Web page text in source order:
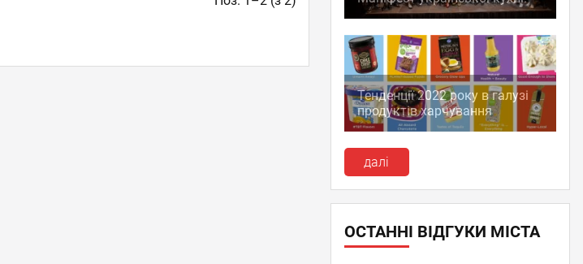
Тенденції 2022 року в галузі
продуктів харчування
далі
ОСТАННІ ВІДГУКИ МІСТА